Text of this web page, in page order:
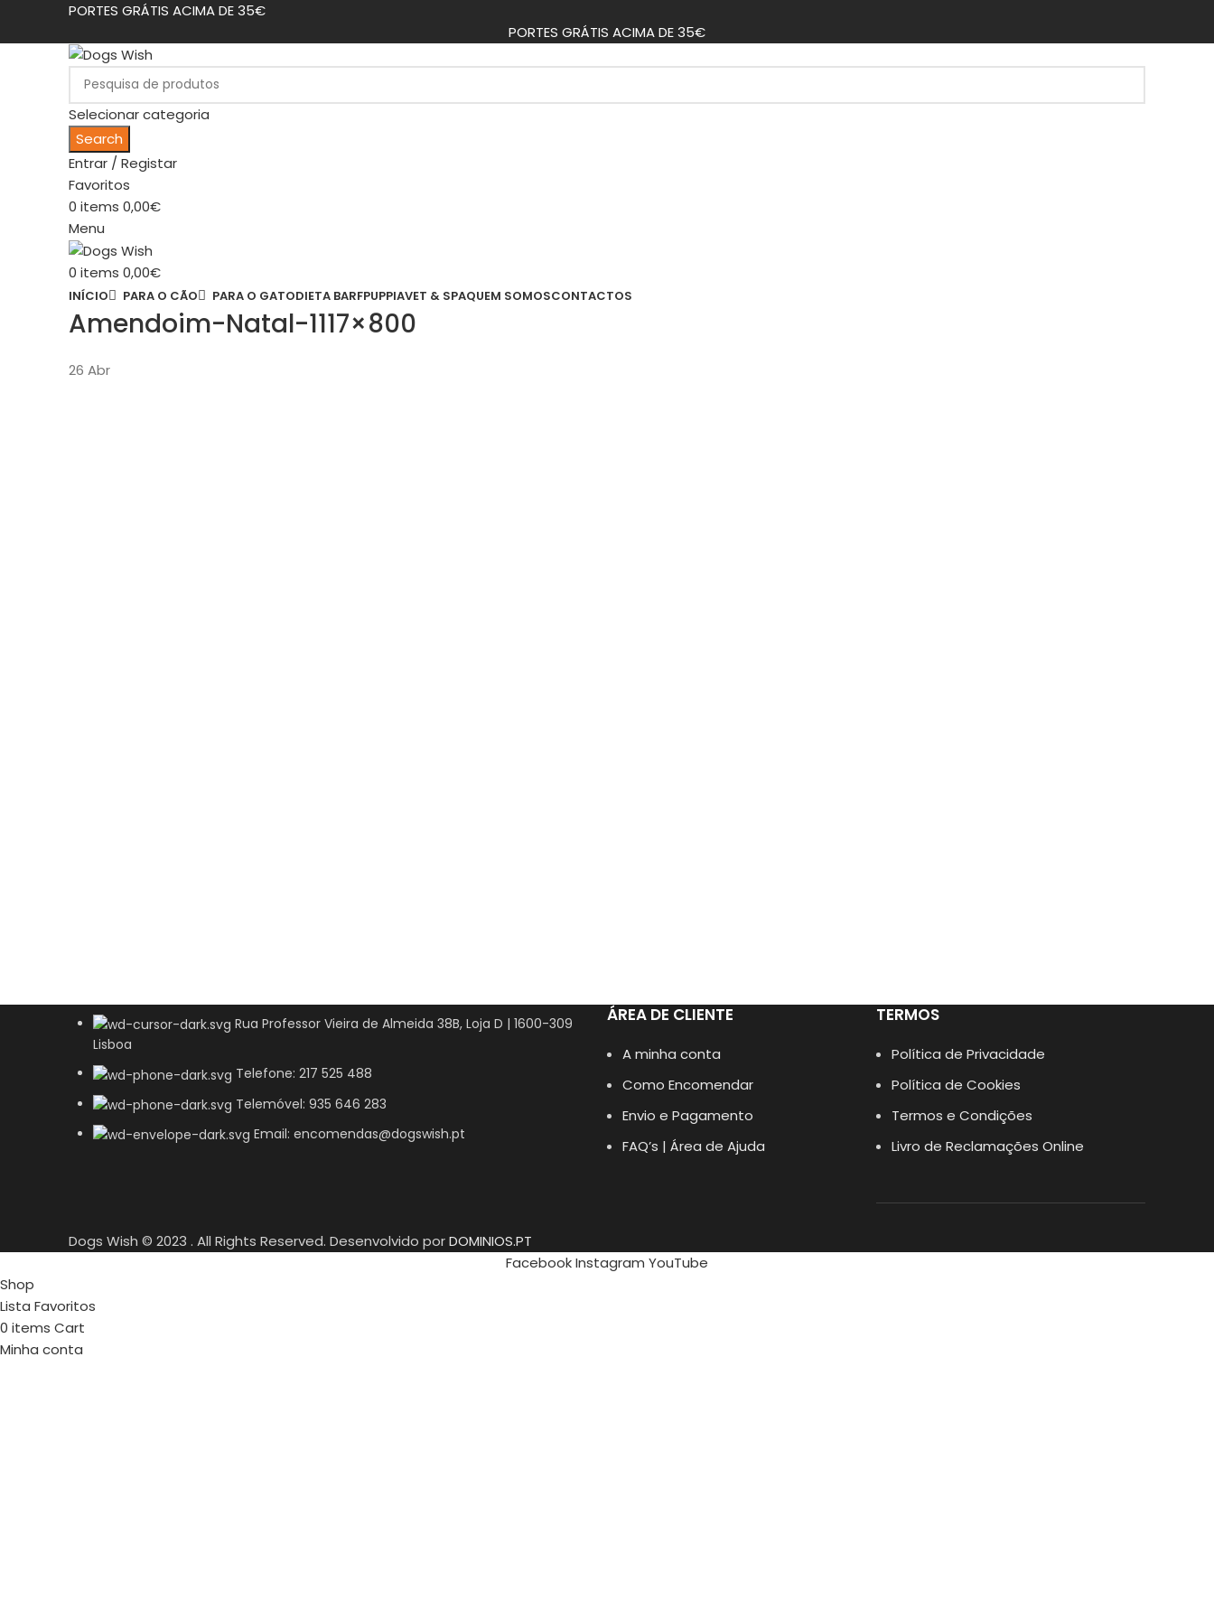
PORTES GRÁTIS ACIMA DE 35€
PORTES GRÁTIS ACIMA DE 35€
Selecionar categoria
Search
Entrar / Registar
Favoritos
0 items 0,00€
Menu
0 items 0,00€
INÍCIO PARA O CÃO PARA O GATODIETA BARFPUPPIAVET & SPAQUEM SOMOSCONTACTOS
Amendoim-Natal-1117×800
26 Abr
Rua Professor Vieira de Almeida 38B, Loja D | 1600-309
Lisboa
Telefone: 217 525 488
Telemóvel: 935 646 283
Email: encomendas@dogswish.pt
ÁREA DE CLIENTE
A minha conta
Como Encomendar
Envio e Pagamento
FAQ’s | Área de Ajuda
TERMOS
Política de Privacidade
Política de Cookies
Termos e Condições
Livro de Reclamações Online
Dogs Wish © 2023 . All Rights Reserved. Desenvolvido porDOMINIOS.PT
FacebookInstagram YouTube
Shop
Lista Favoritos
0 items Cart
Minha conta